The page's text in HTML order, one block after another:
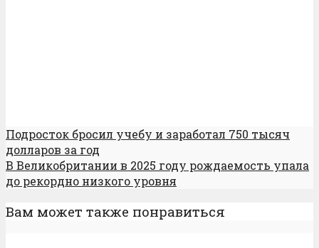
Подросток бросил учебу и заработал 750 тысяч
долларов за год
В Великобритании в 2025 году рождаемость упала
до рекордно низкого уровня
Вам может также понравиться